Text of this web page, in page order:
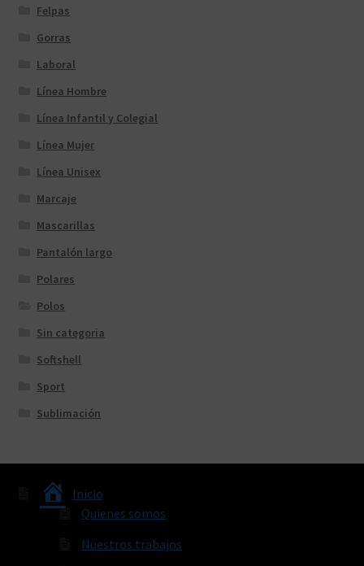
Felpas
Gorras
Laboral
Línea Hombre
Línea Infantil y Colegial
Línea Mujer
Línea Unisex
Marcaje
Mascarillas
Pantalón largo
Polares
Polos
Sin categoria
Softshell
Sport
Sublimación
Inicio
Quienes somos
Nuestros trabajos